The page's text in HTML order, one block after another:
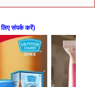
लिए संपर्क करें)